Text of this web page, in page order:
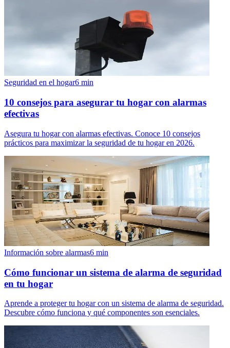
Seguridad en el hogar6 min
10 consejos para asegurar tu hogar con alarmas
efectivas
Asegura tu hogar con alarmas efectivas. Conoce 10 consejos
prácticos para maximizar la seguridad de tu hogar en 2026.
Información sobre alarmas6 min
Cómo funcionar un sistema de alarma de seguridad
en tu hogar
Aprende a proteger tu hogar con un sistema de alarma de seguridad.
Descubre cómo funciona y qué componentes son esenciales.